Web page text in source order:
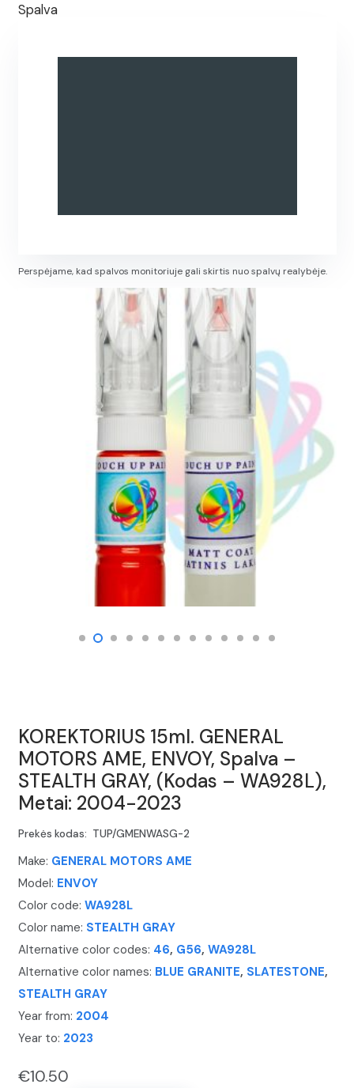
Spalva
Perspėjame, kad spalvos monitoriuje gali skirtis nuo spalvų realybėje.
KOREKTORIUS 15ml. GENERAL
MOTORS AME, ENVOY, Spalva –
STEALTH GRAY, (Kodas – WA928L),
Metai: 2004-2023
Prekės kodas: TUP/GMENWASG-2
Make: GENERAL MOTORS AME
Model: ENVOY
Color code: WA928L
Color name: STEALTH GRAY
Alternative color codes: 46, G56, WA928L
Alternative color names: BLUE GRANITE, SLATESTONE,
STEALTH GRAY
Year from: 2004
Year to: 2023
€10.50